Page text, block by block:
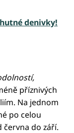
denivky!
příznivých
Na jednom
po celou
června do září.